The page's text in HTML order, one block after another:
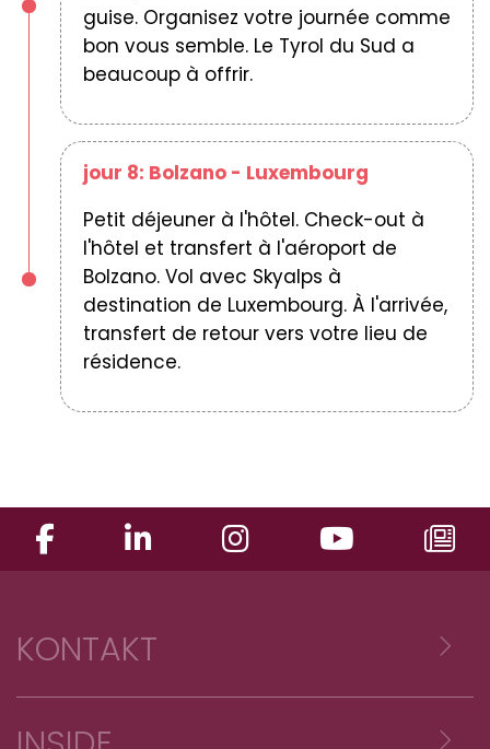
guise. Organisez votre journée comme
bon vous semble. Le Tyrol du Sud a
beaucoup à offrir.
jour 8: Bolzano - Luxembourg
Petit déjeuner à l'hôtel. Check-out à
l'hôtel et transfert à l'aéroport de
Bolzano. Vol avec Skyalps à
destination de Luxembourg. À l'arrivée,
transfert de retour vers votre lieu de
résidence.
KONTAKT